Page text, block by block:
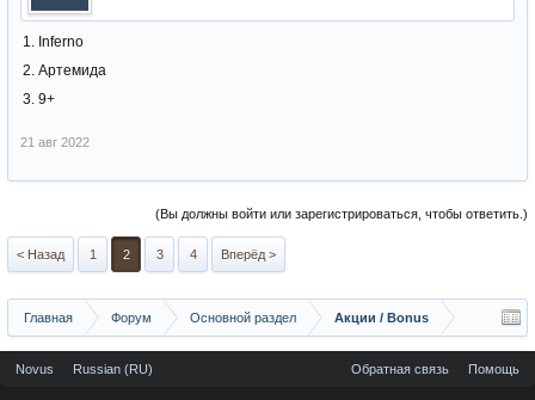
1. Inferno
2. Артемида
3. 9+
21 авг 2022
(Вы должны войти или зарегистрироваться, чтобы ответить.)
< Назад 1 2 3 4 Вперёд >
Главная Форум Основной раздел Акции / Bonus
Novus Russian (RU) Обратная связь Помощь